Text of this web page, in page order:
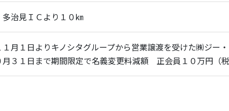
治見ＩＣより１０㎞
月１日よりキノシタグループから営業譲渡を受けた㈱ジー
月３１日まで期間限定で名義変更料減額 正会員１０万円（